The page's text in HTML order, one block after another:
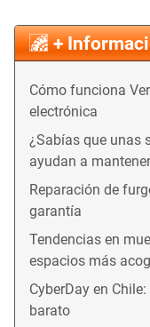
+
Cómo funciona
electrónica
¿Sabías que unas
ayudan a
Reparación de
garantía
Tendencias en
espacios más
CyberDay en
barato